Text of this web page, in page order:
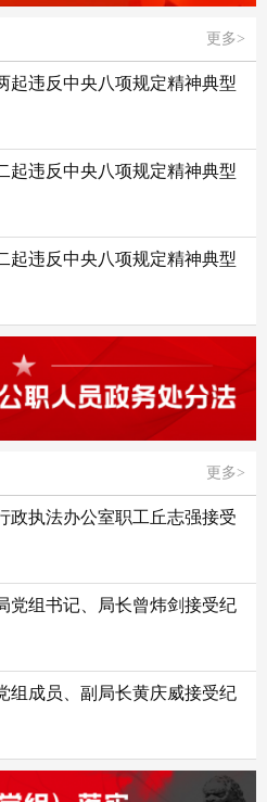
更多>
起违反中央八项规定精神典型
起违反中央八项规定精神典型
起违反中央八项规定精神典型
更多>
政执法办公室职工丘志强接受
党组书记、局长曾炜剑接受纪
组成员、副局长黄庆威接受纪